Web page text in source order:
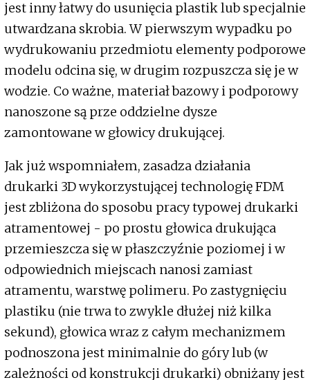
jest inny łatwy do usunięcia plastik lub specjalnie
utwardzana skrobia. W pierwszym wypadku po
wydrukowaniu przedmiotu elementy podporowe
modelu odcina się, w drugim rozpuszcza się je w
wodzie. Co ważne, materiał bazowy i podporowy
nanoszone są prze oddzielne dysze
zamontowane w głowicy drukującej.
Jak już wspomniałem, zasadza działania
drukarki 3D wykorzystującej technologię FDM
jest zbliżona do sposobu pracy typowej drukarki
atramentowej - po prostu głowica drukująca
przemieszcza się w płaszczyźnie poziomej i w
odpowiednich miejscach nanosi zamiast
atramentu, warstwę polimeru. Po zastygnięciu
plastiku (nie trwa to zwykle dłużej niż kilka
sekund), głowica wraz z całym mechanizmem
podnoszona jest minimalnie do góry lub (w
zależności od konstrukcji drukarki) obniżany jest